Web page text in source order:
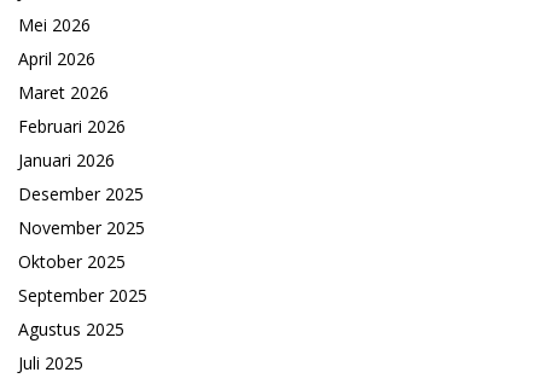
Mei 2026
April 2026
Maret 2026
Februari 2026
Januari 2026
Desember 2025
November 2025
Oktober 2025
September 2025
Agustus 2025
Juli 2025